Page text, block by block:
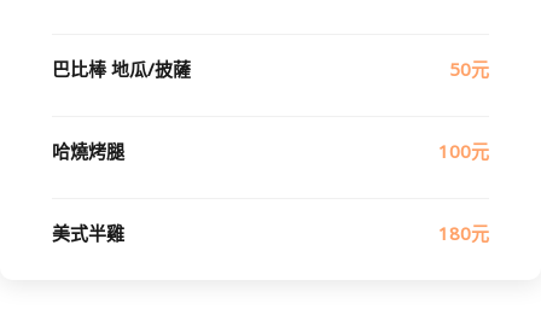
巴比棒 地瓜/披薩 50元
哈燒烤腿 100元
美式半雞 180元